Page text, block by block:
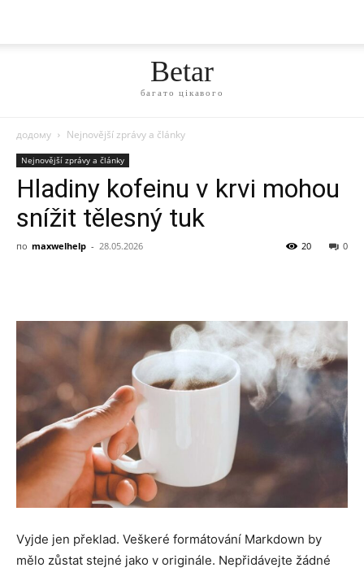
Betar
багато цікавого
додому Nejnovější zprávy a články
Nejnovější zprávy a články
Hladiny kofeinu v krvi mohou
snížit tělesný tuk
по maxwelhelp - 28.05.2026 0
20
Vyjde jen překlad. Veškeré formátování Markdown by
mělo zůstat stejné jako v originále. Nepřidávejte žádné